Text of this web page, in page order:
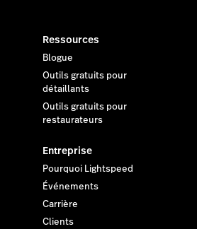
Ressources
Blogue
Outils gratuits pour
détaillants
Outils gratuits pour
restaurateurs
Entreprise
Pourquoi Lightspeed
Événements
Carrière
Clients